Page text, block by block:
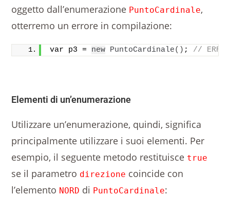
oggetto dall’enumerazione PuntoCardinale,
otterremo un errore in compilazione:
var p3 = new PuntoCardinale() ; //
Elementi di un’enumerazione
Utilizzare un’enumerazione, quindi, significa
principalmente utilizzare i suoi elementi. Per
esempio, il seguente metodo restituisce true
se il parametro direzione coincide con
l’elemento NORD di PuntoCardinale: